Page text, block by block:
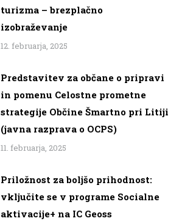
turizma – brezplačno
izobraževanje
12. februarja, 2025
Predstavitev za občane o pripravi
in pomenu Celostne prometne
strategije Občine Šmartno pri Litiji
(javna razprava o OCPS)
11. februarja, 2025
Priložnost za boljšo prihodnost:
vključite se v programe Socialne
aktivacije+ na IC Geoss